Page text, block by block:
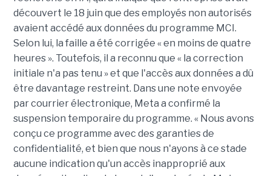
découvert le 18 juin que des employés non autorisés
avaient accédé aux données du programme MCI.
Selon lui, la faille a été corrigée « en moins de quatre
heures ». Toutefois, il a reconnu que « la correction
initiale n'a pas tenu » et que l'accès aux données a dû
être davantage restreint. Dans une note envoyée
par courrier électronique, Meta a confirmé la
suspension temporaire du programme. « Nous avons
conçu ce programme avec des garanties de
confidentialité, et bien que nous n'ayons à ce stade
aucune indication qu'un accès inapproprié aux